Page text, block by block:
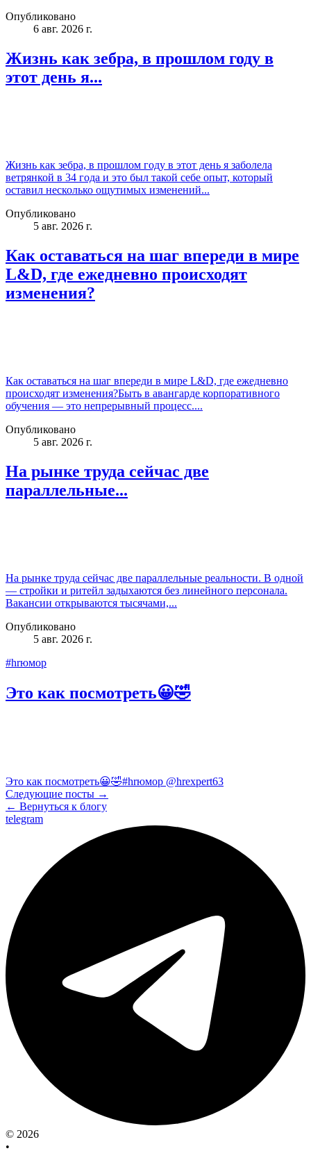
Опубликовано
6 авг. 2026 г.
Жизнь как зебра, в прошлом году в
этот день я...
Жизнь как зебра, в прошлом году в этот день я заболела
ветрянкой в 34 года и это был такой себе опыт, который
оставил несколько ощутимых изменений...
Опубликовано
5 авг. 2026 г.
Как оставаться на шаг впереди в мире
L&D, где ежедневно происходят
изменения?
Как оставаться на шаг впереди в мире L&D, где ежедневно
происходят изменения?Быть в авангарде корпоративного
обучения — это непрерывный процесс....
Опубликовано
5 авг. 2026 г.
На рынке труда сейчас две
параллельные...
На рынке труда сейчас две параллельные реальности. В одной
— стройки и ритейл задыхаются без линейного персонала.
Вакансии открываются тысячами,...
Опубликовано
5 авг. 2026 г.
#hrюмор
Это как посмотреть😀🤣
Это как посмотреть😀🤣#hrюмор @hrexpert63
Следующие посты →
← Вернуться к блогу
telegram
© 2026
•